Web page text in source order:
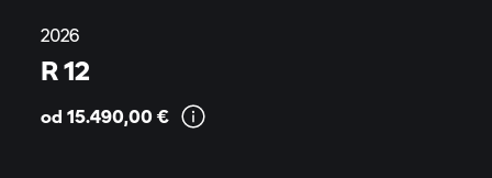
2026
R 12
od 15.490,00€